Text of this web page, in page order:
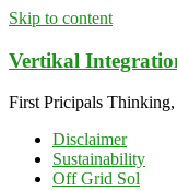
Skip to content
Vertikal
First Pricipals
Disclaimer
Sustainability
Off Grid Sol